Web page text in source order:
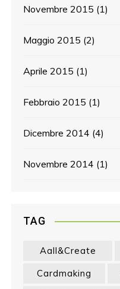
Novembre 2015 (1)
Maggio 2015 (2)
Aprile 2015 (1)
Febbraio 2015 (1)
Dicembre 2014 (4)
Novembre 2014 (1)
TAG
Aall&create
Cardmaking